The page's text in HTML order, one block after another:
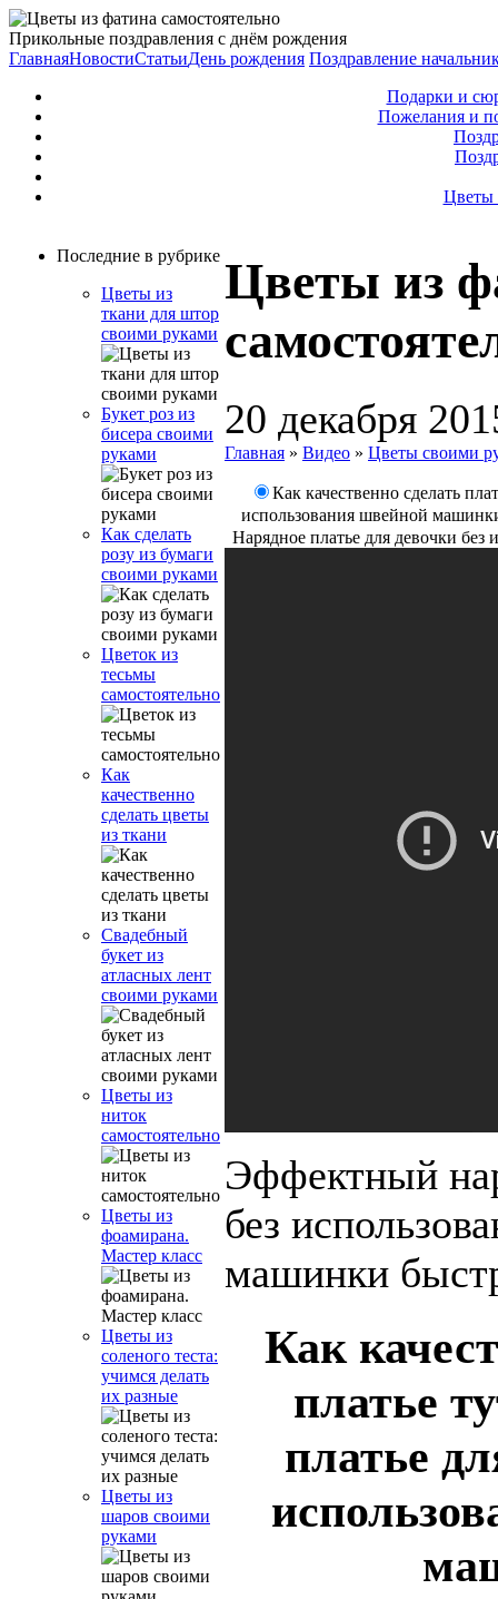
Прикольные поздравления с днём рождения
ГлавнаяНовостиСтатьиДень рождения Поздравление
Подарки и
Пожелания и
Цветы
Последние в рубрике
Цветы из
ткани для штор
своими руками
Букет роз из
бисера своими
руками
Как сделать
розу из бумаги
своими руками
Цветок из
тесьмы
самостоятельно
Как
качественно
сделать цветы
из ткани
Свадебный
букет из
атласных лент
своими руками
Цветы из
ниток
самостоятельно
Цветы из
фоамирана.
Мастер класс
Цветы из
соленого теста:
учимся делать
их разные
Цветы из
шаров своими
руками
Цветы из
20 декабря
Главная » Видео » Цветы своими
Как качественно сделать
использования швейной
Нарядное платье для девочки
Эффектный
без
машинки
Как
платье
платье